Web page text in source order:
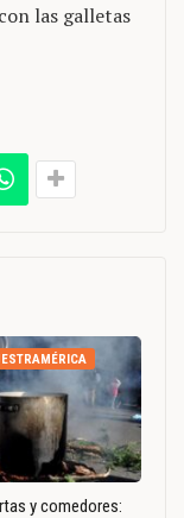
las galletas
y comedores: